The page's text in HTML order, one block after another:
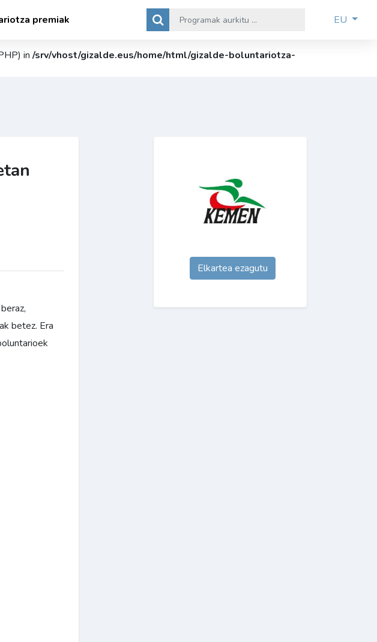
in /srv/vhost/gizalde.eus/home/html/gizalde-boluntariotza-
premiak EU
betez. Era
Elkartea ezagutu